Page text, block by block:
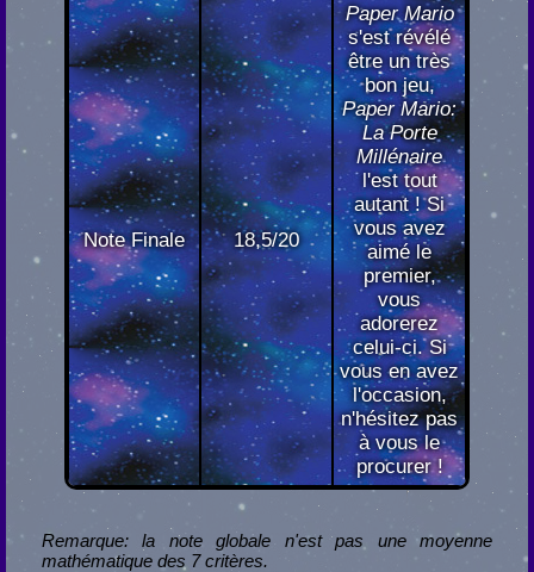
Note Finale 18,5/20
Paper Mario
s'est révélé
être un très
bon jeu,
Paper Mario:
La Porte
Millénaire
l'est tout
autant ! Si
vous avez
aimé le
premier,
vous
adorerez
celui-ci. Si
vous en avez
l'occasion,
n'hésitez pas
à vous le
procurer !
Remarque: la note globale n'est pas une moyenne
mathématique des 7 critères.